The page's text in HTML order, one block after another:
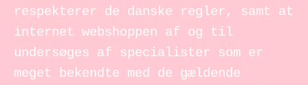
respekterer de danske regler, samt at
internet webshoppen af og til
undersøges af specialister som er
meget bekendte med de gældende